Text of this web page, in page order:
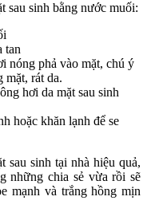
sau sinh bằng nước muối:
tan
nóng phả vào mặt, chú ý
mặt, rát da.
hơi da mặt sau sinh
hoặc khăn lạnh để se
sau sinh tại nhà hiệu quả,
những chia sẻ vừa rồi sẽ
mạnh và trắng hồng mịn